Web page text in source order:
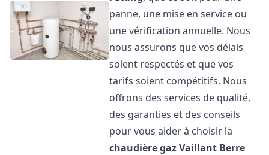
panne, une mise en service ou
une vérification annuelle. Nous
nous assurons que vos délais
soient respectés et que vos
tarifs soient compétitifs. Nous
offrons des services de qualité,
des garanties et des conseils
pour vous aider à choisir la
chaudière gaz Vaillant Berre